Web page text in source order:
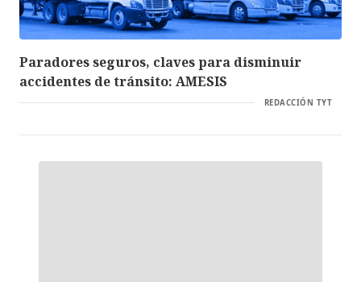
Paradores seguros, claves para disminuir
accidentes de tránsito: AMESIS
REDACCIÓN TYT